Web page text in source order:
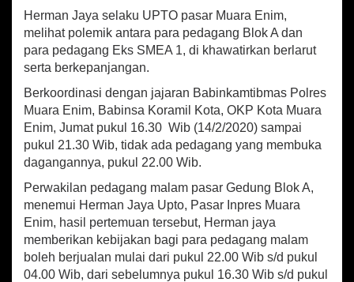
Herman Jaya selaku UPTO pasar Muara Enim,
melihat polemik antara para pedagang Blok A dan
para pedagang Eks SMEA 1, di khawatirkan berlarut
serta berkepanjangan.
Berkoordinasi dengan jajaran Babinkamtibmas Polres
Muara Enim, Babinsa Koramil Kota, OKP Kota Muara
Enim, Jumat pukul 16.30 Wib (14/2/2020) sampai
pukul 21.30 Wib, tidak ada pedagang yang membuka
dagangannya, pukul 22.00 Wib.
Perwakilan pedagang malam pasar Gedung Blok A,
menemui Herman Jaya Upto, Pasar Inpres Muara
Enim, hasil pertemuan tersebut, Herman jaya
memberikan kebijakan bagi para pedagang malam
boleh berjualan mulai dari pukul 22.00 Wib s/d pukul
04.00 Wib, dari sebelumnya pukul 16.30 Wib s/d pukul